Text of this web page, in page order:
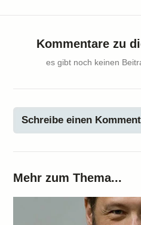
Kommentare zu
es gibt noch keinen
Schreibe einen
Mehr zum Thema...